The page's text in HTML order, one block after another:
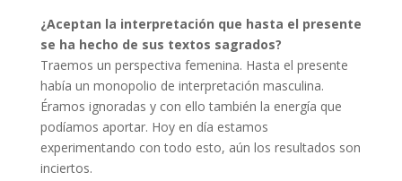
¿Aceptan la interpretación que hasta el presente
se ha hecho de sus textos sagrados?
Traemos un perspectiva femenina. Hasta el presente
había un monopolio de interpretación masculina.
Éramos ignoradas y con ello también la energía que
podíamos aportar. Hoy en día estamos
experimentando con todo esto, aún los resultados son
inciertos.